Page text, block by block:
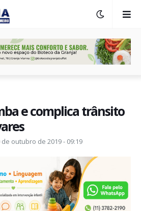
e complica trânsito
de outubro de 2019 - 09:19